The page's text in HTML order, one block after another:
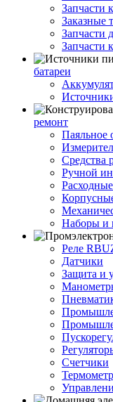
Запчасти
Заказные
Запчасти
Запчасти
батареи
ремонт
Паяльное
Средства
Ручной
Наборы и
Реле
Датчики
Защита и
Счетчики